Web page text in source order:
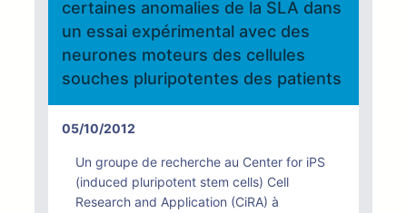
certaines anomalies de la SLA dans
un essai expérimental avec des
neurones moteurs des cellules
souches pluripotentes des patients
05/10/2012
Un groupe de recherche au Center for iPS
(induced pluripotent stem cells) Cell
Research and Application (CiRA) à